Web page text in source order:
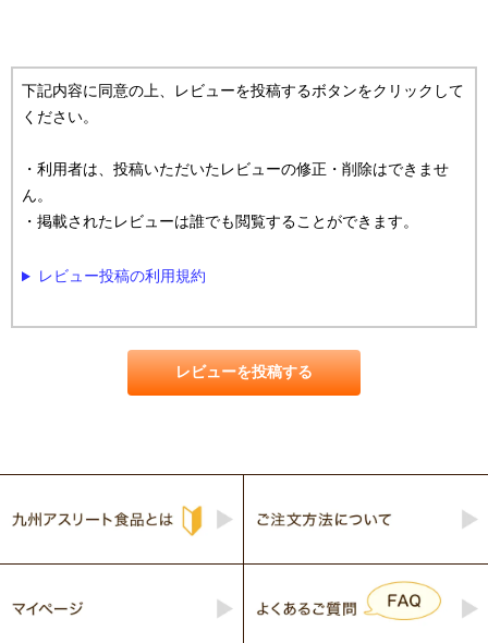
下記内容に同意の上、レビューを投稿するボタンをクリックして
ください。
・利用者は、投稿いただいたレビューの修正・削除はできませ
ん。
・掲載されたレビューは誰でも閲覧することができます。
レビュー投稿の利用規約